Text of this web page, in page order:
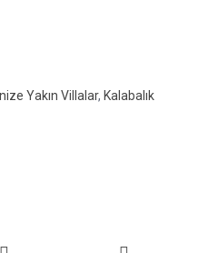
Yakın Villalar, Kalabalık